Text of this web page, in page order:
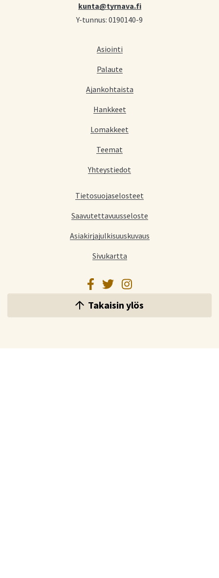
kunta@tyrnava.fi
Y-tunnus: 0190140-9
Asiointi
Palaute
Ajankohtaista
Hankkeet
Lomakkeet
Teemat
Yhteystiedot
Tietosuojaselosteet
Saavutettavuusseloste
Asiakirjajulkisuuskuvaus
Sivukartta
Facebook
TwitterInstagram
Takaisin ylös